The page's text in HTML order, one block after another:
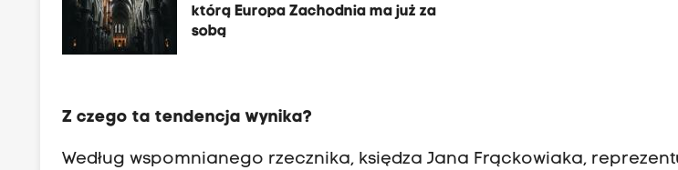
którą Europa Zachodnia ma już za
sobą
Z czego ta tendencja wynika?
Według wspomnianego rzecznika, księdza Jana Frąckowiaka,